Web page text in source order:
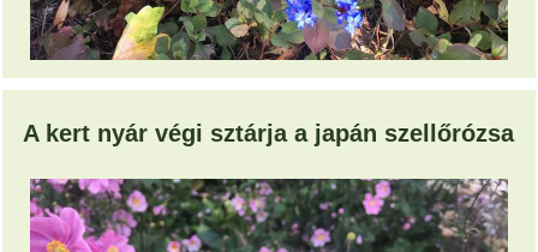
A kert nyár végi sztárja a japán szellőrózsa